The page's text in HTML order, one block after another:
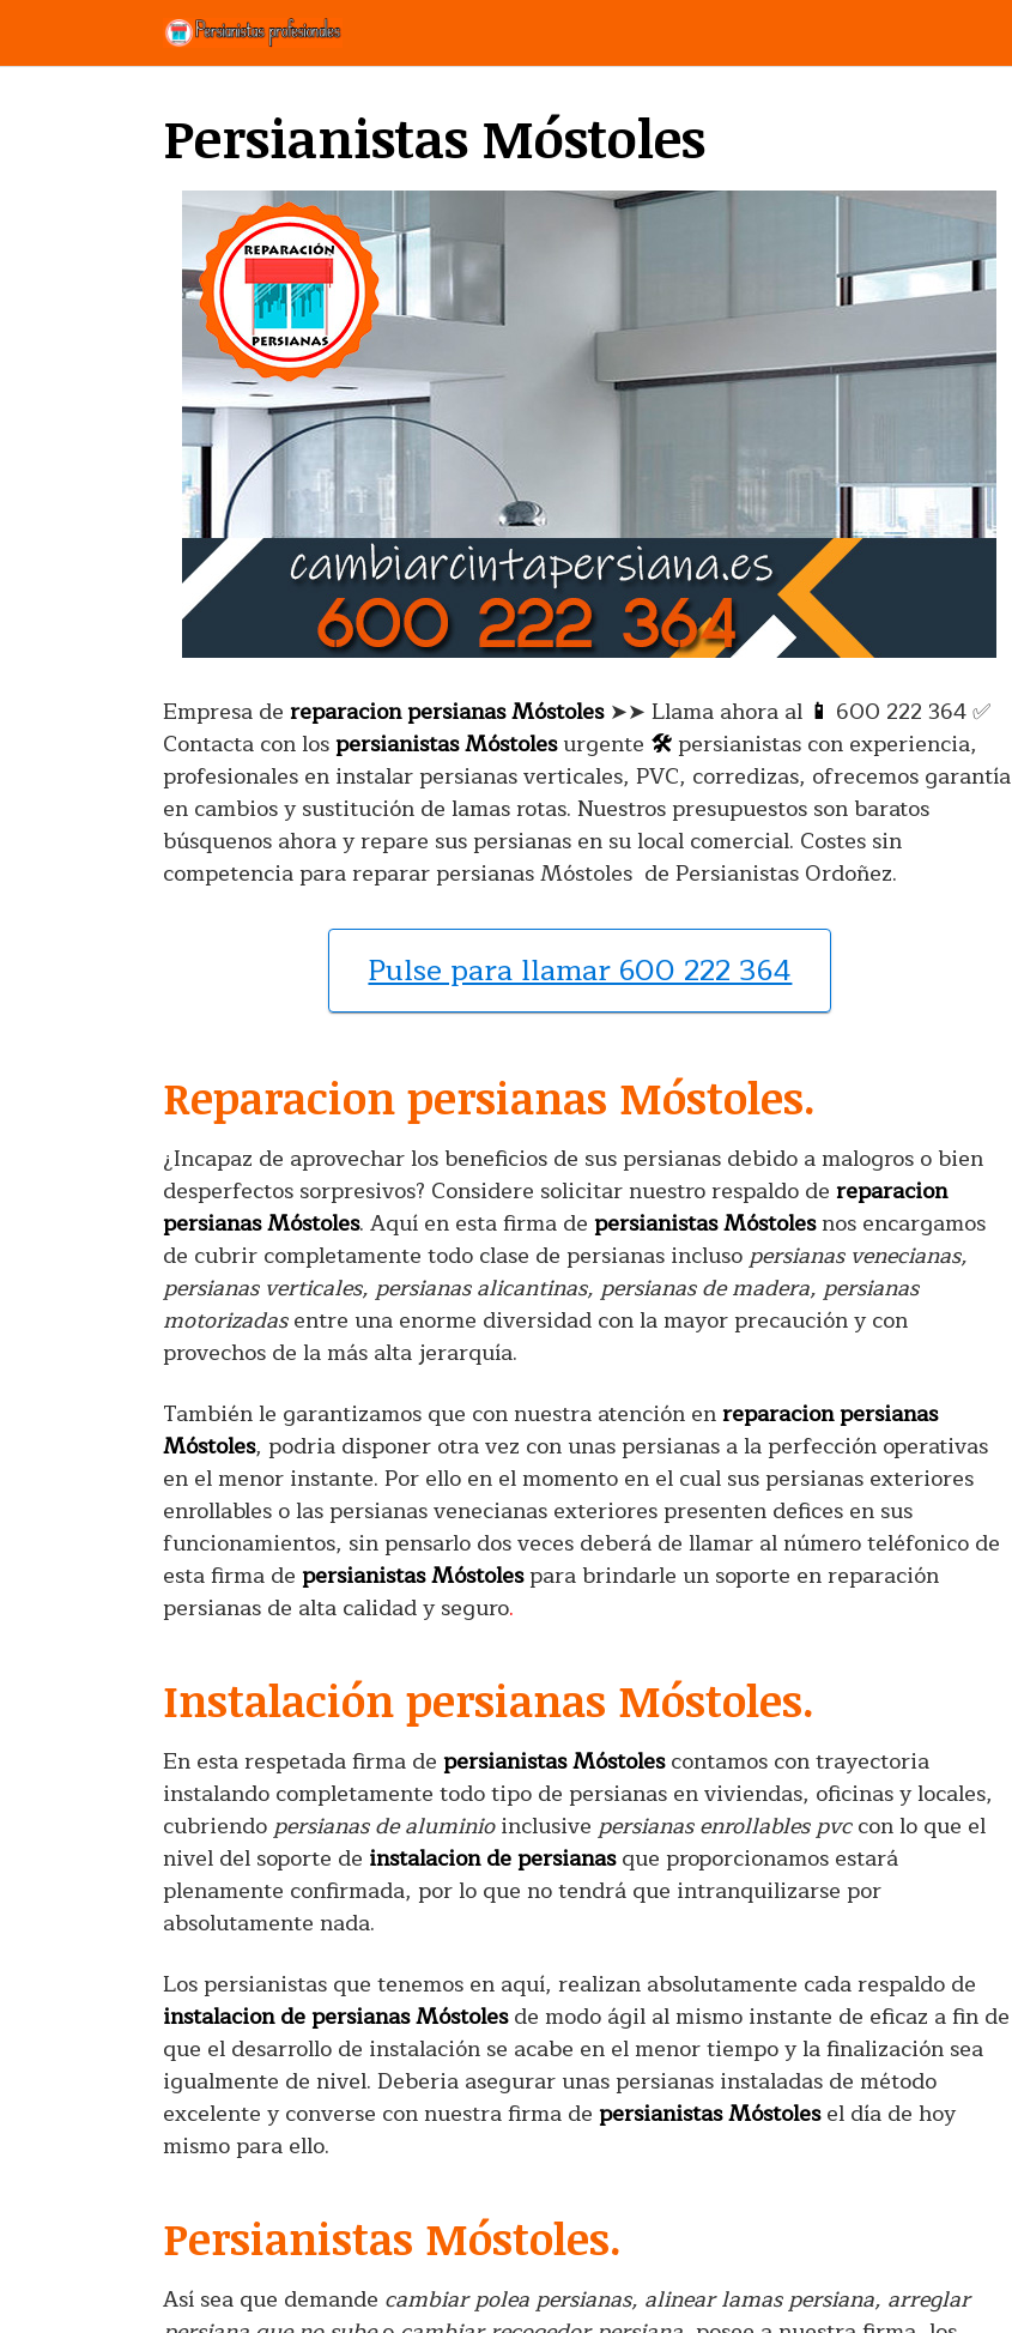
contenido
Persianistas Móstoles
Empresa de reparacion persianas Móstoles➤➤ Llama ahora al 📱 600 222 364 ✅
Contacta con lospersianistas Móstolesurgente 🛠️persianistas con experiencia,
profesionales en instalar persianas verticales, PVC, corredizas, ofrecemos garantía
en cambios y sustitución de lamas rotas. Nuestros presupuestos son baratos
búsquenos ahora y repare sus persianas en su local comercial. Costes sin
competencia para reparar persianas Móstoles de Persianistas Ordoñez.
Pulse para llamar 600 222 364
Reparacion persianas Móstoles.
¿Incapaz de aprovechar los beneficios de sus persianas debido a malogros o bien
desperfectos sorpresivos? Considere solicitar nuestro respaldo de reparacion
persianas Móstoles. Aquí en esta firma de persianistas Móstolesnos encargamos
de cubrir completamente todo clase de persianas incluso persianas venecianas,
persianas verticales, persianas alicantinas, persianas de madera, persianas
motorizadasentre una enorme diversidad con la mayor precaución y con
provechos de la más alta jerarquía.
También le garantizamos que con nuestra atención enreparacion persianas
Móstoles, podria disponer otra vez con unas persianas a la perfección operativas
en el menor instante. Por ello en el momento en el cual sus persianas exteriores
enrollables o las persianas venecianas exteriores presenten defices en sus
funcionamientos, sin pensarlo dos veces deberá de llamar al número teléfonico de
esta firma de persianistas Móstolespara brindarle un soporte en reparación
persianas de alta calidad y seguro.
Instalación persianas Móstoles.
En esta respetada firma de persianistas Móstolescontamos con trayectoria
instalando completamente todo tipo de persianas en viviendas, oficinas y locales,
cubriendo persianas de aluminioinclusive persianas enrollables pvccon lo que el
nivel del soporte de instalacion de persianasque proporcionamos estará
plenamente confirmada, por lo que no tendrá que intranquilizarse por
absolutamente nada.
Los persianistas que tenemos en aquí, realizan absolutamente cada respaldo de
instalacion de persianas Móstolesde modo ágil al mismo instante de eficaz a fin de
que el desarrollo de instalación se acabe en el menor tiempo y la finalización sea
igualmente de nivel. Deberia asegurar unas persianas instaladas de método
excelente y converse con nuestra firma de persianistas Móstolesel día de hoy
mismo para ello.
Persianistas Móstoles.
Así sea que demande cambiar polea persianas, alinear lamas persiana, arreglar